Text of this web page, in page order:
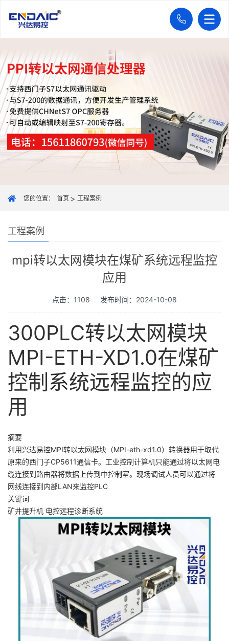
您的位置： 首页 工程案例
工程案例
mpi转以太网模块在煤矿系统远程监控
应用
点击：1108 发布时间：2024-10-08
300PLC转以太网模块
MPI-ETH-XD1.0在煤矿
控制系统远程监控的应
用
摘要
利用兴达易控MPI转以太网模块（MPI-eth-xd1.0）转换器用于取代
原来的西门子CP5611通信卡。工业控制计算机只能通过将以太网电
缆连接到路由器将数据上传到中控制室。现场调试人员可以通过将
网线连接到内部LAN来监控PLC
关键词
矿井提升机 电控远程诊断系统